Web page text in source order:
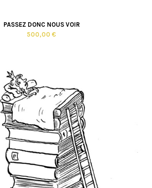
PASSEZ DONC NOUS VOIR
500,00 €